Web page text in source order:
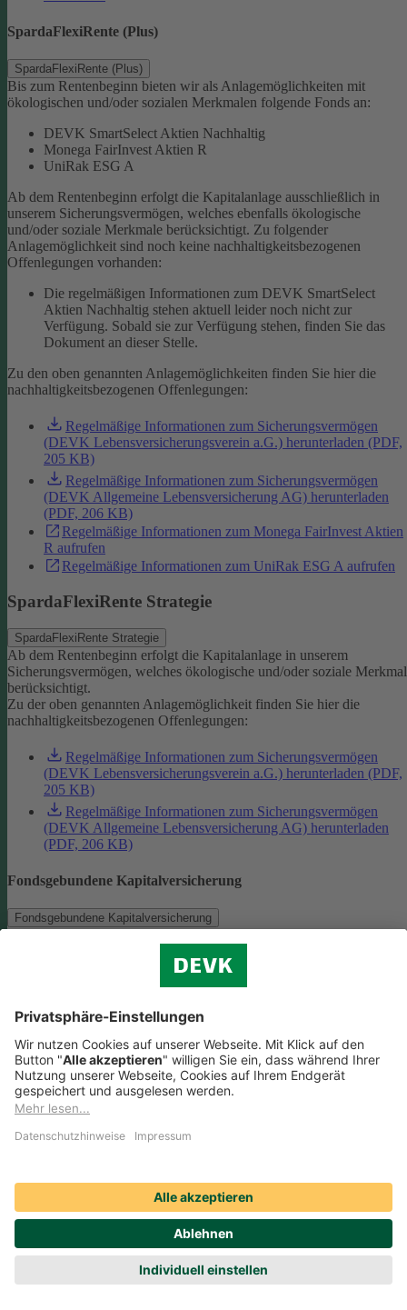
SpardaFlexiRente (Plus)
SpardaFlexiRente (Plus)
Bis zum Rentenbeginn bieten wir als Anlagemöglichkeiten mit
ökologischen und/oder sozialen Merkmalen folgende Fonds an:
DEVK SmartSelect Aktien Nachhaltig
Monega FairInvest Aktien R
UniRak ESG A
Ab dem Rentenbeginn erfolgt die Kapitalanlage ausschließlich in
unserem Sicherungsvermögen, welches ebenfalls ökologische
und/oder soziale Merkmale berücksichtigt. Zu folgender
Anlagemöglichkeit sind noch keine nachhaltigkeitsbezogenen
Offenlegungen vorhanden:
Die regelmäßigen Informationen zum DEVK SmartSelect
Aktien Nachhaltig stehen aktuell leider noch nicht zur
Verfügung. Sobald sie zur Verfügung stehen, finden Sie das
Dokument an dieser Stelle.
Zu den oben genannten Anlagemöglichkeiten finden Sie hier die
nachhaltigkeitsbezogenen Offenlegungen:
Regelmäßige Informationen zum Sicherungsvermögen
(DEVK Lebensversicherungsverein a.G.) herunterladen (PDF,
205 KB)
Regelmäßige Informationen zum Sicherungsvermögen
(DEVK Allgemeine Lebensversicherung AG) herunterladen
(PDF, 206 KB)
Regelmäßige Informationen zum Monega FairInvest Aktien
R aufrufen
Regelmäßige Informationen zum UniRak ESG A aufrufen
SpardaFlexiRente Strategie
SpardaFlexiRente Strategie
Ab dem Rentenbeginn erfolgt die Kapitalanlage in unserem
Sicherungsvermögen, welches ökologische und/oder soziale
berücksichtigt.
Zu der oben genannten Anlagemöglichkeit finden Sie hier die
nachhaltigkeitsbezogenen Offenlegungen:
Regelmäßige Informationen zum Sicherungsvermögen
(DEVK Lebensversicherungsverein a.G.) herunterladen (PDF,
205 KB)
Regelmäßige Informationen zum Sicherungsvermögen
(DEVK Allgemeine Lebensversicherung AG) herunterladen
(PDF, 206 KB)
Fondsgebundene Kapitalversicherung
Fondsgebundene Kapitalversicherung
Als Anlagemöglichkeit mit ökologischen und/oder sozialen
Zu der oben genannten Anlagemöglichkeit finden Sie hier die
nachhaltigkeitsbezogenen Offenlegungen:
Regelmäßige Informationen zum Monega FairInvest Aktien
R aufrufen
Weitere Rentenversicherungen (nicht fondsgebunden)
ökologische und/oder soziale Merkmale berücksichtigt.Zu der oben
genannten Anlagemöglichkeit finden Sie hier die
nachhaltigkeitsbezogenen Offenlegungen:
Regelmäßige Informationen zum Sicherungsvermögen
(DEVK Lebensversicherungsverein a.G.) herunterladen (PDF,
205 KB)